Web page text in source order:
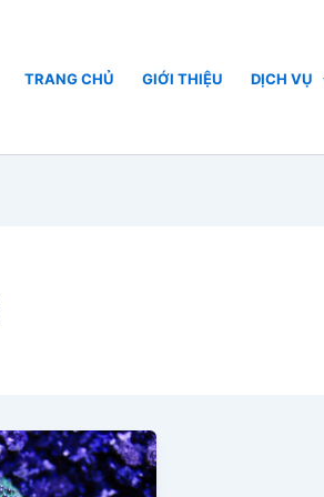
TRANG CHỦ GIỚI THIỆU DỊCH VỤ